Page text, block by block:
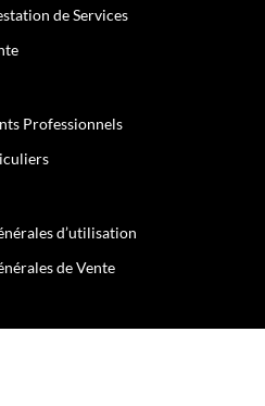
de Services
Professionnels
d’utilisation
de Vente